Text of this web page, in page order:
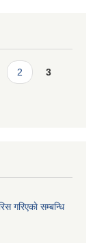
2 3
गरिएकाे सम्बन्धि